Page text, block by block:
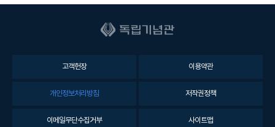
고객헌장 이용약관
개인정보처리방침 저작권정책
이메일무단수집거부 사이트맵